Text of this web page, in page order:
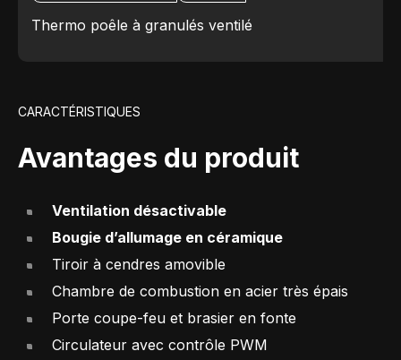
Thermo poêle à granulés ventilé
CARACTÉRISTIQUES
Avantages du produit
Ventilation désactivable
Bougie d’allumage en céramique
Tiroir à cendres amovible
Chambre de combustion en acier très épais
Porte coupe-feu et brasier en fonte
Circulateur avec contrôle PWM